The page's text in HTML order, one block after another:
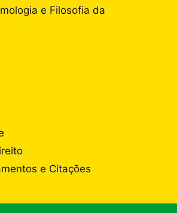
e Filosofia da
e Citações